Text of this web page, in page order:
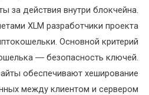
за действия внутри блокчейна.
XLM разработчики проекта
Основной критерий
― безопасность ключей.
обеспечивают хеширование
между клиентом и сервером.